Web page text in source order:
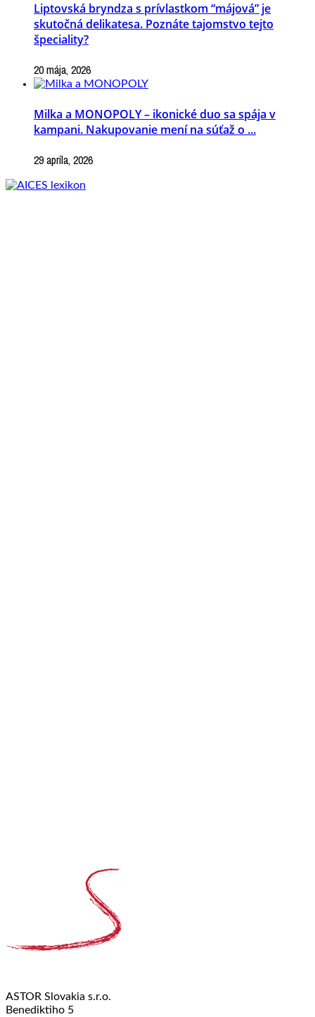
Liptovská bryndza s prívlastkom “májová” je
skutočná delikatesa. Poznáte tajomstvo tejto
špeciality?
20 mája, 2026
Milka a MONOPOLY – ikonické duo sa spája v
kampani. Nakupovanie mení na súťaž o ...
29 apríla, 2026
ASTOR Slovakia s.r.o.
Benediktiho 5